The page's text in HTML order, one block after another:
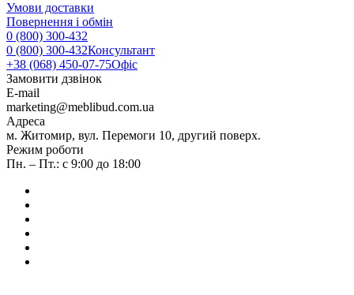
Умови доставки
Повернення і обмін
0 (800) 300-432
0 (800) 300-432Консультант
+38 (068) 450-07-75Офіс
Замовити дзвінок
E-mail
marketing@meblibud.com.ua
Адреса
м. Житомир, вул. Перемоги 10, другий поверх.
Режим роботи
Пн. – Пт.: с 9:00 до 18:00